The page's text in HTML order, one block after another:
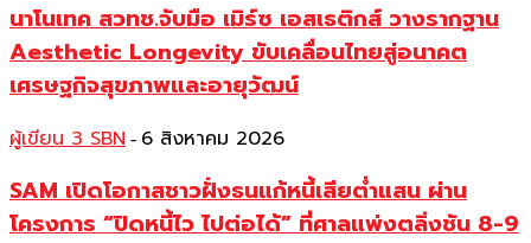
นาโนเทค สวทช.จับมือ เมิร์ซ เอสเธติกส์ วางรากฐาน
Aesthetic Longevity ขับเคลื่อนไทยสู่อนาคต
เศรษฐกิจสุขภาพและอายุวัฒน์
ผู้เขียน 3 SBN - 6 สิงหาคม 2026
SAM เปิดโอกาสชาวฝั่งธนแก้หนี้เสียต่ำแสน ผ่าน
โครงการ “ปิดหนี้ไว ไปต่อได้” ที่ศาลแพ่งตลิ่งชัน 8-9